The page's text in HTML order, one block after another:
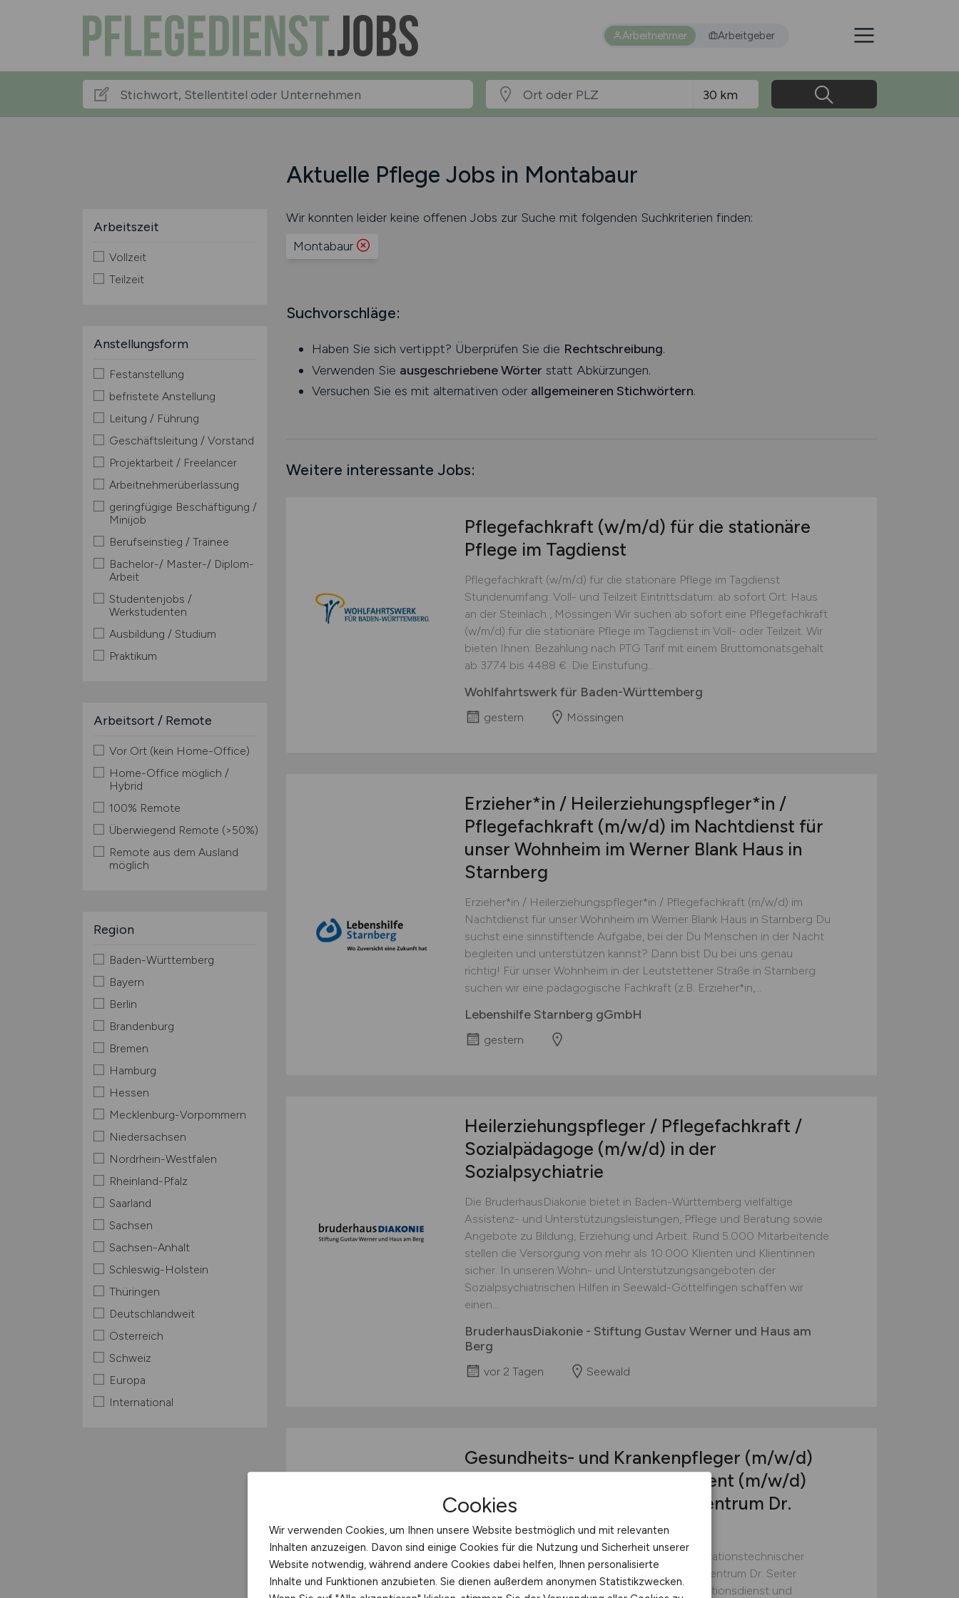
Arbeitnehmer Arbeitgeber
Aktuelle Pflege Jobs in Montabaur
Arbeitszeit
Vollzeit
Teilzeit
Anstellungsform
Festanstellung
befristete Anstellung
Leitung / Führung
Geschäftsleitung / Vorstand
Projektarbeit / Freelancer
Arbeitnehmerüberlassung
geringfügige Beschäftigung /
Minijob
Berufseinstieg / Trainee
Bachelor-/ Master-/ Diplom-
Arbeit
Studentenjobs /
Werkstudenten
Ausbildung / Studium
Praktikum
Arbeitsort / Remote
Vor Ort (kein Home-Office)
Home-Office möglich /
Hybrid
100% Remote
Überwiegend Remote (>50%)
Remote aus dem Ausland
möglich
Region
Baden-Württemberg
Bayern
Berlin
Brandenburg
Bremen
Hamburg
Hessen
Mecklenburg-Vorpommern
Niedersachsen
Nordrhein-Westfalen
Rheinland-Pfalz
Saarland
Sachsen
Sachsen-Anhalt
Schleswig-Holstein
Thüringen
Deutschlandweit
Österreich
Schweiz
Europa
International
Wir konnten leider keine offenen Jobs zur Suche mit folgenden Suchkriterien finden:
Montabaur
Suchvorschläge:
Haben Sie sich vertippt? Überprüfen Sie die Rechtschreibung.
Verwenden Sie ausgeschriebene Wörter statt Abkürzungen.
Versuchen Sie es mit alternativen oder allgemeineren Stichwörtern.
Weitere interessante Jobs:
Pflegefachkraft (w/m/d) für die stationäre
Pflege im Tagdienst
Pflegefachkraft (w/m/d) für die stationäre Pflege im Tagdienst
Stundenumfang: Voll- und Teilzeit Eintrittsdatum: ab sofort Ort: Haus
an der Steinlach , Mössingen Wir suchen ab sofort eine Pflegefachkraft
(w/m/d) für die stationäre Pflege im Tagdienst in Voll- oder Teilzeit. Wir
bieten Ihnen: Bezahlung nach PTG Tarif mit einem Bruttomonatsgehalt
ab 3774 bis 4488 €. Die Einstufung...
Wohlfahrtswerk für Baden-Württemberg
gestern Mössingen
Erzieher*in / Heilerziehungspfleger*in /
Pflegefachkraft (m/w/d) im Nachtdienst für
unser Wohnheim im Werner Blank Haus in
Starnberg
Erzieher*in / Heilerziehungspfleger*in / Pflegefachkraft (m/w/d) im
Nachtdienst für unser Wohnheim im Werner Blank Haus in Starnberg Du
suchst eine sinnstiftende Aufgabe, bei der Du Menschen in der Nacht
begleiten und unterstützen kannst? Dann bist Du bei uns genau
richtig! Für unser Wohnheim in der Leutstettener Straße in Starnberg
suchen wir eine pädagogische Fachkraft (z.B. Erzieher*in,...
Lebenshilfe Starnberg gGmbH
gestern
Heilerziehungspfleger / Pflegefachkraft /
Sozialpädagoge (m/w/d) in der
Sozialpsychiatrie
Die BruderhausDiakonie bietet in Baden-Württemberg vielfältige
Assistenz- und Unterstützungsleistungen, Pflege und Beratung sowie
Angebote zu Bildung, Erziehung und Arbeit. Rund 5.000 Mitarbeitende
stellen die Versorgung von mehr als 10.000 Klienten und Klientinnen
sicher. In unseren Wohn- und Unterstützungsangeboten der
Sozialpsychiatrischen Hilfen in Seewald-Göttelfingen schaffen wir
einen...
BruderhausDiakonie - Stiftung Gustav Werner und Haus am
Berg
vor 2 Tagen Seewald
Gesundheits- und Krankenpfleger (m/w/d)
Operationstechnischer Assistent (m/w/d)
für unser Ambulantes Gefäßzentrum Dr.
Seiter
Gesundheits- und Krankenpfleger (m/w/d) Operationstechnischer
Assistent (m/w/d) für unser Ambulantes Gefäßzentrum Dr. Seiter
Vollzeit Tätigkeitsfeld: Pflege, pflegerischer Funktionsdienst und
Cookies
Wir verwenden Cookies, um Ihnen unsere Website bestmöglich und mit relevanten
Inhalten anzuzeigen. Davon sind einige Cookies für die Nutzung und Sicherheit unserer
Website notwendig, während andere Cookies dabei helfen, Ihnen personalisierte
Inhalte und Funktionen anzubieten. Sie dienen außerdem anonymen Statistikzwecken.